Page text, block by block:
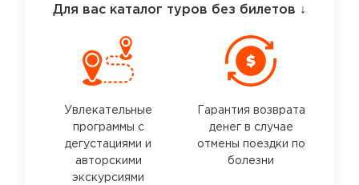
Для вас каталог туров без билетов ↓
Увлекательные
программы с
дегустациями и
авторскими
экскурсиями
Гарантия возврата
денег в случае
отмены поездки по
болезни